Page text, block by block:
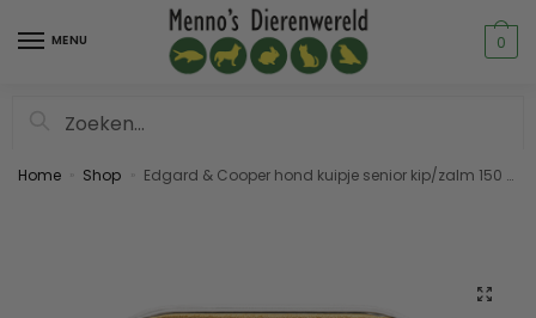
MENU 0
Home Shop Edgard & Cooper hond kuipje senior kip/zalm 150 gram